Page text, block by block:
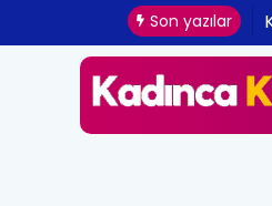
Son yazılar